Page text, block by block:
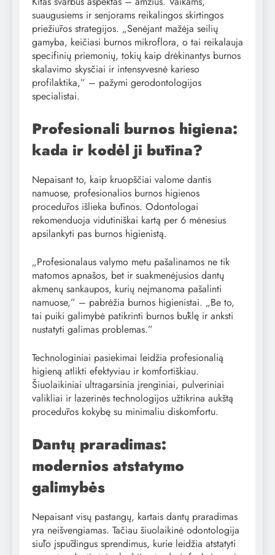
suaugusiems ir senjorams reikalingos skirtingos
priežiūros strategijos. „Senėjant mažėja seilių
gamyba, keičiasi burnos mikroflora, o tai reikalauja
specifinių priemonių, tokių kaip drėkinantys burnos
skalavimo skysčiai ir intensyvesnė karieso
profilaktika,” – pažymi gerodontologijos
specialistai.
Profesionali burnos higiena:
kada ir kodėl ji būtina?
Nepaisant to, kaip kruopščiai valome dantis
namuose, profesionalios burnos higienos
procedūros išlieka būtinos. Odontologai
rekomenduoja vidutiniškai kartą per 6 mėnesius
apsilankyti pas burnos higienistą.
„Profesionalaus valymo metu pašalinamos ne tik
matomos apnašos, bet ir suakmenėjusios dantų
akmenų sankaupos, kurių neįmanoma pašalinti
namuose,” – pabrėžia burnos higienistai. „Be to,
tai puiki galimybė patikrinti burnos būklę ir anksti
nustatyti galimas problemas.”
Technologiniai pasiekimai leidžia profesionalią
higieną atlikti efektyviau ir komfortiškiau.
Šiuolaikiniai ultragarsinia įrenginiai, pulveriniai
valikliai ir lazerinės technologijos užtikrina aukštą
procedūros kokybę su minimaliu diskomfortu.
Dantų praradimas:
modernios atstatymo
galimybės
Nepaisant visų pastangų, kartais dantų praradimas
yra neišvengiamas. Tačiau šiuolaikinė odontologija
siūlo įspūdingus sprendimus, kurie leidžia atstatyti